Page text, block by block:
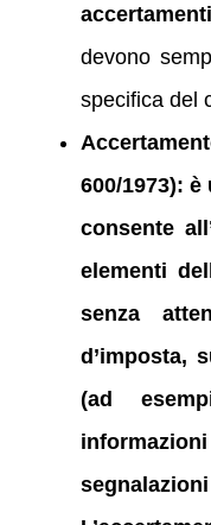
devono
specifica del
600/1973):
consente
elementi
senza
d’imposta,
(ad